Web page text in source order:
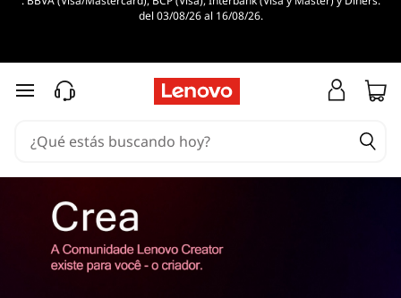
del 03/08/26 al 16/08/26.
Ir al contenido principal